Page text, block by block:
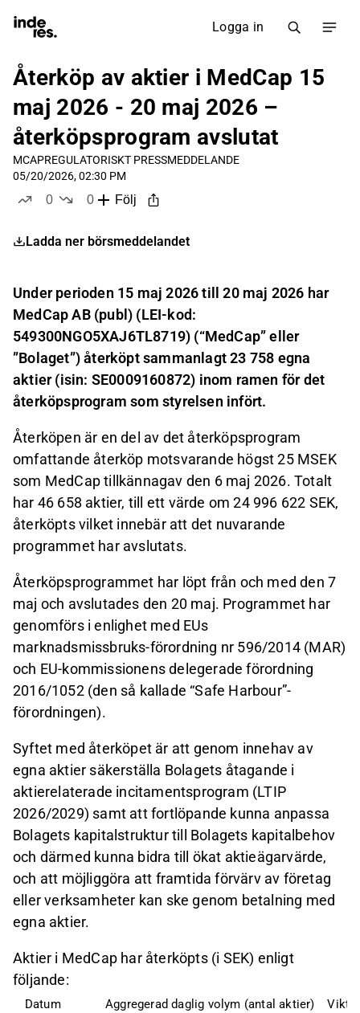
Logga in
Återköp av aktier i MedCap 15
maj 2026 - 20 maj 2026 –
återköpsprogram avslutat
MCAPREGULATORISKT PRESSMEDDELANDE
05/20/2026, 02:30 PM
0
0
Följ
Ladda ner börsmeddelandet
Under perioden 15 maj 2026 till 20 maj 2026 har
MedCap AB (publ) (LEI-kod:
549300NGO5XAJ6TL8719) (“MedCap” eller
”Bolaget”) återköpt sammanlagt 23 758 egna
aktier (isin: SE0009160872) inom ramen för det
återköpsprogram som styrelsen infört.
Återköpen är en del av det återköpsprogram
omfattande återköp motsvarande högst 25 MSEK
som MedCap tillkännagav den 6 maj 2026. Totalt
har 46 658 aktier, till ett värde om 24 996 622 SEK,
återköpts vilket innebär att det nuvarande
programmet har avslutats.
Återköpsprogrammet har löpt från och med den 7
maj och avslutades den 20 maj. Programmet har
genomförs i enlighet med EUs
marknadsmissbruks-förordning nr 596/2014 (MAR)
och EU-kommissionens delegerade förordning
2016/1052 (den så kallade “Safe Harbour”-
förordningen).
Syftet med återköpet är att genom innehav av
egna aktier säkerställa Bolagets åtagande i
aktierelaterade incitamentsprogram (LTIP
2026/2029) samt att fortlöpande kunna anpassa
Bolagets kapitalstruktur till Bolagets kapitalbehov
och därmed kunna bidra till ökat aktieägarvärde,
och att möjliggöra att framtida förvärv av företag
eller verksamheter kan ske genom betalning med
egna aktier.
Aktier i MedCap har återköpts (i SEK) enligt
följande:
Datum Aggregerad daglig volym (antal aktier)